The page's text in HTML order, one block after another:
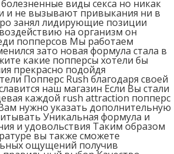
виды секса но никак
и не вызывают привыкания ни в
занял лидирующие позиции
на организм он
попперсов Мы работаем
зато новая формула стала в
какие попперсы хотели бы
прекрасно подойдя
Попперс Rush благодаря своей
наш магазин Если Вы стали
каждой rush attraction попперс
нужно указать дополнительную
Уникальная формула и
и удовольствия Таким образом
вы также сможете
ощущений получив